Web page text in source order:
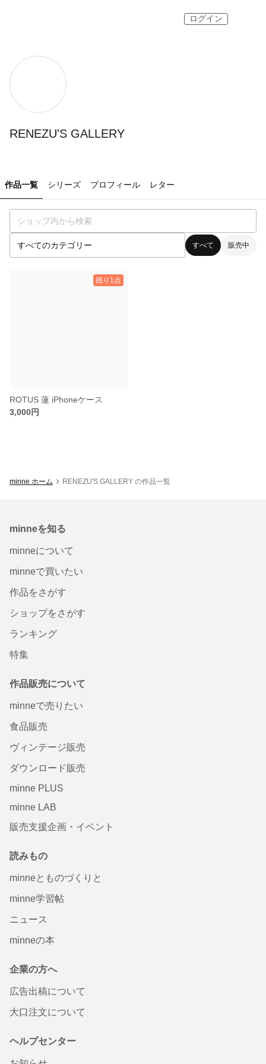
ログイン
RENEZU'S GALLERY
作品一覧 シリーズ プロフィール レター
すべて 販売中
残り1点
ROTUS 蓮 iPhoneケース
3,000円
minne ホーム RENEZU'S GALLERY の作品一覧
minneを知る
minneについて
minneで買いたい
作品をさがす
ショップをさがす
ランキング
特集
作品販売について
minneで売りたい
食品販売
ヴィンテージ販売
ダウンロード販売
minne PLUS
minne LAB
販売支援企画・イベント
読みもの
minneとものづくりと
minne学習帖
ニュース
minneの本
企業の方へ
広告出稿について
大口注文について
ヘルプセンター